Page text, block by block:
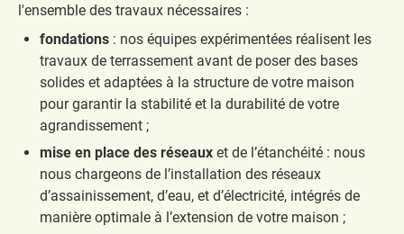
l'ensemble des travaux nécessaires :
fondations : nos équipes expérimentées réalisent les
travaux de terrassement avant de poser des bases
solides et adaptées à la structure de votre maison
pour garantir la stabilité et la durabilité de votre
agrandissement ;
mise en place des réseaux et de l’étanchéité : nous
nous chargeons de l’installation des réseaux
d’assainissement, d’eau, et d’électricité, intégrés de
manière optimale à l’extension de votre maison ;